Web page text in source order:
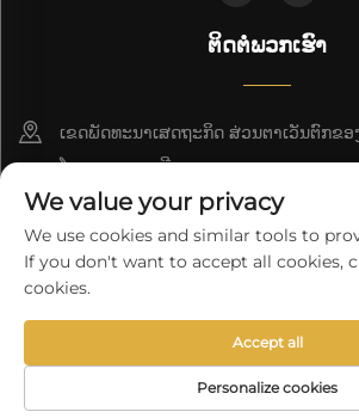
ຕິດຕໍ່ພວກເຮົາ
ເຂດພັດທະນາເສດຖະກິດ ສ່ວນຕາເວັນຕົກຂອ
ໂຈວ, ແຂວງເຫຫີ
+86-18617745678
[email protected]
ລິຂະສິດ © 2025 ິງໂຊ Cangzhou Deeplink
Chain Co., Ltd. ນະໂຍບາຍຄວາມເປັນສ່ວນຕົວ
We value your privacy
We use cookies and similar tools to
If you don't want to accept all cookies,
cookies.
Personalize cookies
Accept all